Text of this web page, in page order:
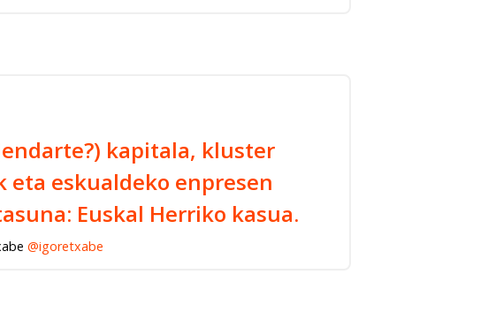
kapitala, kluster
eta eskualdeko enpresen
Euskal Herriko kasua.
@igoretxabe